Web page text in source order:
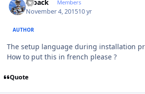
ryback Members
November 4, 201510 yr
AUTHOR
The setup language during installation
How to put this in french please ?
Quote